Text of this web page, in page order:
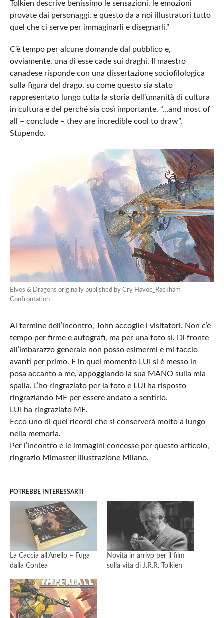
Tolkien descrive benissimo le sensazioni, le emozioni
provate dai personaggi, e questo da a noi illustratori tutto
quel che ci serve per immaginarli e disegnarli.”
C’è tempo per alcune domande dal pubblico e,
ovviamente, una di esse cade sui draghi. Il maestro
canadese risponde con una dissertazione socio­filologica
sulla figura del drago, su come questo sia stato
rappresentato lungo tutta la storia dell’umanità di cultura
in cultura e del perché sia così importante. “…and most of
all – conclude – they are incredible cool to draw”.
Stupendo.
Elves & Dragons originally published by Cry Havoc_Rackham
Confrontation
Al termine dell’incontro, John accoglie i visitatori. Non c’è
tempo per firme e autografi, ma per una foto sì. Di fronte
all’imbarazzo generale non posso esimermi e mi faccio
avanti per primo. E in quel momento LUI si è messo in
posa accanto a me, appoggiando la sua MANO sulla mia
spalla. L’ho ringraziato per la foto e LUI ha risposto
ringraziando ME per essere andato a sentirlo.
LUI ha ringraziato ME.
Ecco uno di quei ricordi che si conserverà molto a lungo
nella memoria.
Per l’incontro e le immagini concesse per questo articolo,
ringrazio Mimaster Illustrazione Milano.
POTREBBE INTERESSARTI
La Caccia all’Anello – Fuga
dalla Contea
Novità in arrivo per il film
sulla vita di J.R.R. Tolkien